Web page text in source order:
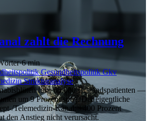
zahlt die Rechnung
·6 min
GesundheitspolitikGkv
Strukturanalyse
für ~65.000 Bestandspatienten —
um 9 Prozent stieg. Der eigentliche
Telemedizin-Kanal: +400 Prozent
den Anstieg nicht verursacht.